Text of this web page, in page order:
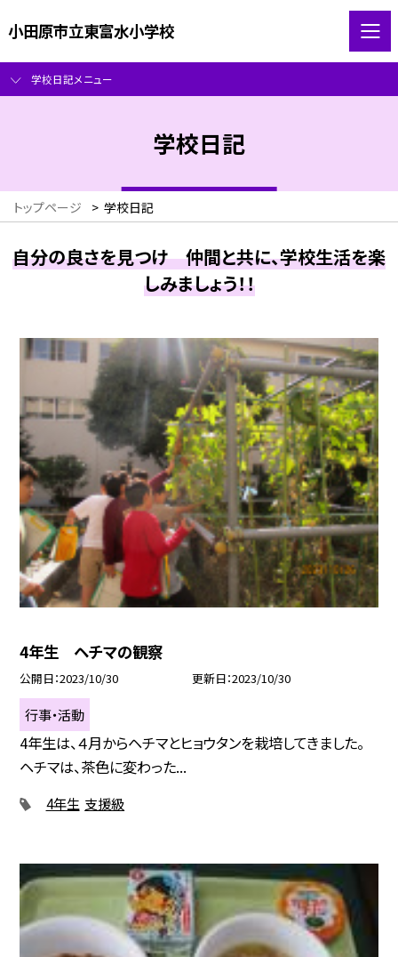
小田原市立東富水小学校
学校日記メニュー
学校日記
トップページ > 学校日記
自分の良さを見つけ 仲間と共に、学校生活を楽
しみましょう！！
4年生 ヘチマの観察
公開日 2023/10/30 更新日 2023/10/30
行事・活動
4年生は、４月からヘチマとヒョウタンを栽培してきました。
ヘチマは、茶色に変わった...
4年生 支援級